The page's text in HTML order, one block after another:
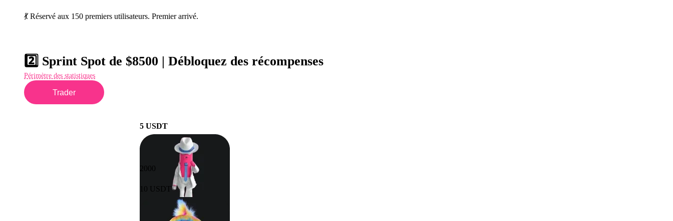
💃 Réservé aux 150 premiers utilisateurs. Premier arrivé.
2️⃣ Sprint Spot de $8500 | Débloquez des récompenses
Périmètre des statistiques
Trader
5 USDT
2000
10 USDT